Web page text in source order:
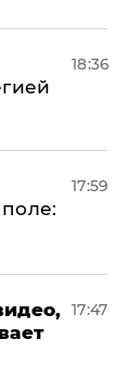
18:36
17:59
17:47